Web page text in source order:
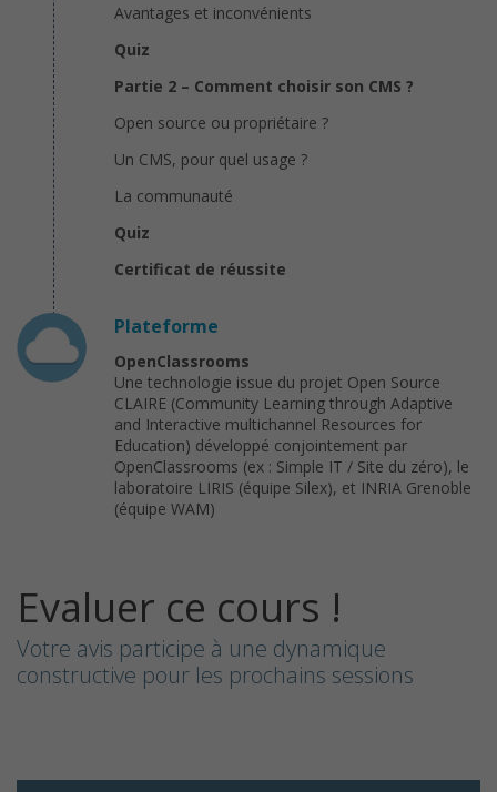
Avantages et inconvénients
Quiz
Partie 2 – Comment choisir son CMS ?
Open source ou propriétaire ?
Un CMS, pour quel usage ?
La communauté
Quiz
Certificat de réussite
Plateforme
OpenClassrooms
Une technologie issue du projet Open Source
CLAIRE (Community Learning through Adaptive
and Interactive multichannel Resources for
Education) développé conjointement par
OpenClassrooms (ex : Simple IT / Site du zéro), le
laboratoire LIRIS (équipe Silex), et INRIA Grenoble
(équipe WAM)
Evaluer ce cours !
Votre avis participe à une dynamique
constructive pour les prochains sessions